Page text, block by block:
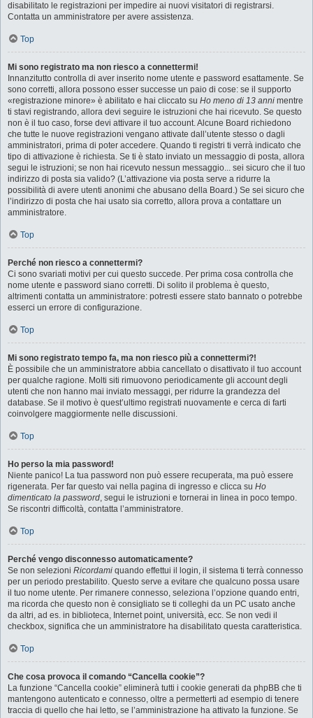
disabilitato le registrazioni per impedire ai nuovi visitatori di registrarsi.
Contatta un amministratore per avere assistenza.
Top
Mi sono registrato ma non riesco a connettermi!
Innanzitutto controlla di aver inserito nome utente e password esattamente. Se
sono corretti, allora possono esser successe un paio di cose: se il supporto
«registrazione minore» è abilitato e hai cliccato su Ho meno di 13 anni mentre
ti stavi registrando, allora devi seguire le istruzioni che hai ricevuto. Se questo
non è il tuo caso, forse devi attivare il tuo account. Alcune Board richiedono
che tutte le nuove registrazioni vengano attivate dall’utente stesso o dagli
amministratori, prima di poter accedere. Quando ti registri ti verrà indicato che
tipo di attivazione è richiesta. Se ti è stato inviato un messaggio di posta, allora
segui le istruzioni; se non hai ricevuto nessun messaggio... sei sicuro che il tuo
indirizzo di posta sia valido? (L’attivazione via posta serve a ridurre la
possibilità di avere utenti anonimi che abusano della Board.) Se sei sicuro che
l’indirizzo di posta che hai usato sia corretto, allora prova a contattare un
amministratore.
Top
Perché non riesco a connettermi?
Ci sono svariati motivi per cui questo succede. Per prima cosa controlla che
nome utente e password siano corretti. Di solito il problema è questo,
altrimenti contatta un amministratore: potresti essere stato bannato o potrebbe
esserci un errore di configurazione.
Top
Mi sono registrato tempo fa, ma non riesco più a connettermi?!
È possibile che un amministratore abbia cancellato o disattivato il tuo account
per qualche ragione. Molti siti rimuovono periodicamente gli account degli
utenti che non hanno mai inviato messaggi, per ridurre la grandezza del
database. Se il motivo è quest’ultimo registrati nuovamente e cerca di farti
coinvolgere maggiormente nelle discussioni.
Top
Ho perso la mia password!
Niente panico! La tua password non può essere recuperata, ma può essere
rigenerata. Per far questo vai nella pagina di ingresso e clicca su Ho
dimenticato la password, segui le istruzioni e tornerai in linea in poco tempo.
Se riscontri difficoltà, contatta l’amministratore.
Top
Perché vengo disconnesso automaticamente?
Se non selezioni Ricordami quando effettui il login, il sistema ti terrà connesso
per un periodo prestabilito. Questo serve a evitare che qualcuno possa usare
il tuo nome utente. Per rimanere connesso, seleziona l’opzione quando entri,
ma ricorda che questo non è consigliato se ti colleghi da un PC usato anche
da altri, ad es. in biblioteca, Internet point, università, ecc. Se non vedi il
checkbox, significa che un amministratore ha disabilitato questa caratteristica.
Top
Che cosa provoca il comando “Cancella cookie”?
La funzione “Cancella cookie” eliminerà tutti i cookie generati da phpBB che ti
mantengono autenticato e connesso, oltre a permetterti ad esempio di tenere
traccia di quello che hai letto, se l’amministrazione ha attivato la funzione. Se